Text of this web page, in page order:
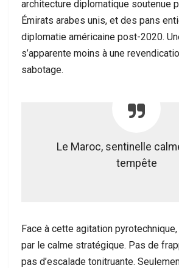
architecture diplomatique soutenue
Émirats arabes unis, et des pans
diplomatie américaine post-2020.
s’apparente moins à une
sabotage.
Le Maroc, sentinelle
tempête
Face à cette agitation
par le calme stratégique. Pas de
pas d’escalade tonitruante.